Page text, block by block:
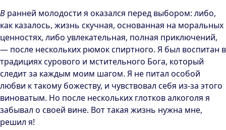
В ранней молодости я оказался перед выбором: либо,
как казалось, жизнь скучная, основанная на моральных
ценностях, либо увлекательная, полная приключений,
— после нескольких рюмок спиртного. Я был воспитан в
традициях сурового и мстительного Бога, который
следит за каждым моим шагом. Я не питал особой
любви к такому божеству, и чувствовал себя из-за этого
виноватым. Но после нескольких глотков алкоголя я
забывал о своей вине. Вот такая жизнь нужна мне,
решил я!